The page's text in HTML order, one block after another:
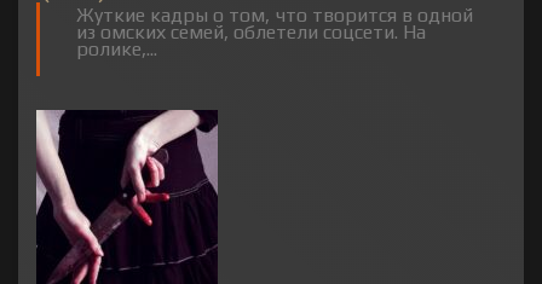
Жуткие кадры о том, что творится в одной
из омских семей, облетели соцсети. На
ролике,...